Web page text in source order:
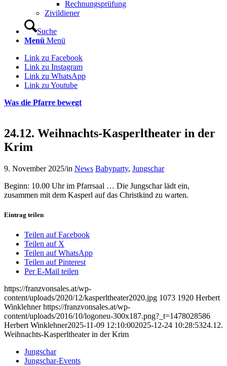
Rechnungsprüfung
Zivildiener
Suche
Menü Menü
Link zu Facebook
Link zu Instagram
Link zu WhatsApp
Link zu Youtube
Was die Pfarre bewegt
24.12. Weihnachts-Kasperltheater in der
Krim
9. November 2025/in News Babyparty, Jungschar
Beginn: 10.00 Uhr im Pfarrsaal … Die Jungschar lädt ein,
zusammen mit dem Kasperl auf das Christkind zu warten.
Eintrag teilen
Teilen auf Facebook
Teilen auf X
Teilen auf WhatsApp
Teilen auf Pinterest
Per E-Mail teilen
https://franzvonsales.at/wp-
content/uploads/2020/12/kasperltheater2020.jpg 1073 1920 Herbert
Winklehner https://franzvonsales.at/wp-
content/uploads/2016/10/logoneu-300x187.png?_t=1478028586
Herbert Winklehner2025-11-09 12:10:002025-12-24 10:28:5324.12.
Weihnachts-Kasperltheater in der Krim
Jungschar
Jungschar-Events